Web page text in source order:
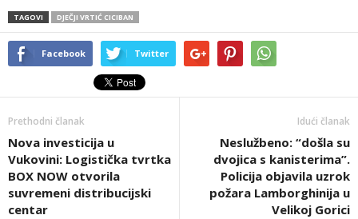
TAGOVI DJEČJI VRTIĆ CICIBAN
Facebook Twitter
Prethodni članak
Nova investicija u
Vukovini: Logistička tvrtka
BOX NOW otvorila
suvremeni distribucijski
centar
Idući članak
Neslužbeno: “došla su
dvojica s kanisterima”.
Policija objavila uzrok
požara Lamborghinija u
Velikoj Gorici